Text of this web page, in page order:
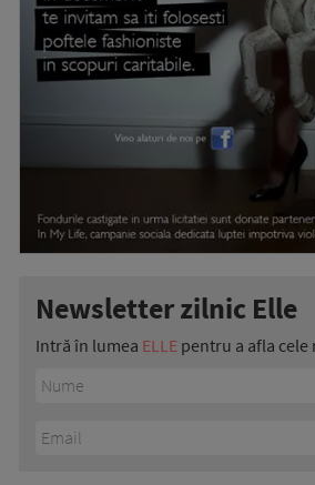
Newsletter zilnic Elle
Intră în lumea ELLE pentru a afla